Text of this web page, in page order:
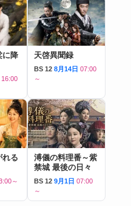
に降
16:00
天啓異聞録
BS 12 8月14日 07:00
～
れる
～
溥儀の料理番～紫
禁城 最後の日々
BS 12 9月1日 07:00
～